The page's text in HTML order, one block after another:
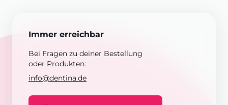
Immer erreichbar
Bei Fragen zu deiner Bestellung
oder Produkten:
info@dentina.de